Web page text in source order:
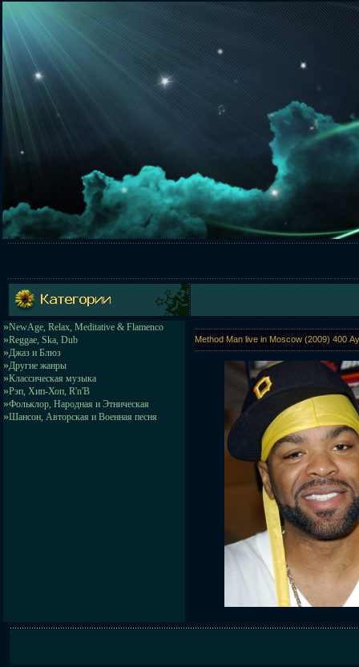
»NewAge, Relax, Meditative & Flamenco
»Reggae, Ska, Dub
»Джаз и Блюз
»Другие жанры
»Классическая музыка
»Рэп, Хип-Хоп, R'n'B
»Фольклор, Народная и Этническая
»Шансон, Авторская и Военная песня
Method Man live in Moscow (2009) 400